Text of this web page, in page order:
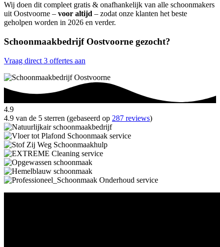
Wij doen dit compleet gratis & onafhankelijk van alle schoonmakers
uit Oostvoorne – voor altijd – zodat onze klanten het beste
geholpen worden in 2026 en verder.
Schoonmaakbedrijf Oostvoorne gezocht?
Vraag direct 3 offertes aan
4.9
4.9 van de 5 sterren (gebaseerd op 287 reviews)